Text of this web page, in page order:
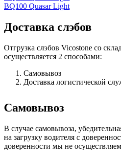
BQ100 Quasar Light
Доставка слэбов
Отгрузка слэбов Vicostone со
осуществляется 2 способами:
Самовывоз
Доставка логистической
Самовывоз
В случае самовывоза,
на загрузку водителя с
доверенности мы не